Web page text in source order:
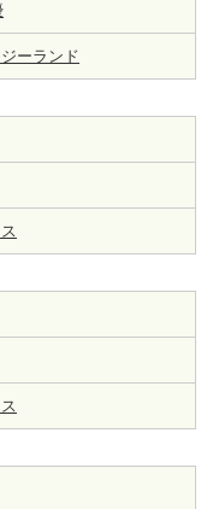
ーランド